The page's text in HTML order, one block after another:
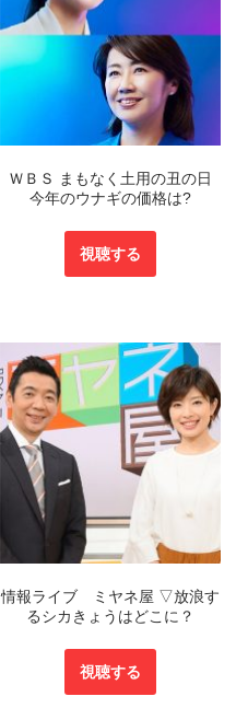
ＷＢＳ まもなく土用の丑の日
今年のウナギの価格は?
視聴する
情報ライブ ミヤネ屋 ▽放浪す
るシカきょうはどこに？
視聴する